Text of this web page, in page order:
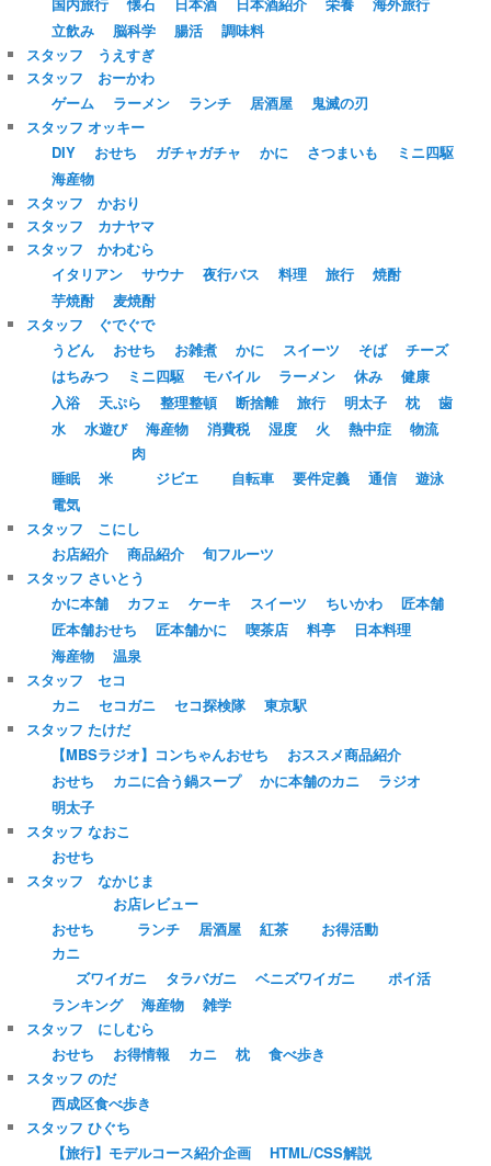
立飲み
脳科学 腸活
調味料
スタッフ うえすぎ
スタッフ おーかわ
ゲーム
ラーメン ランチ 居酒屋
鬼滅の刃
スタッフ オッキー
DIY
おせち ガチャガチャ かに さつまいも
ミニ四駆
海産物
スタッフ かおり
スタッフ カナヤマ
スタッフ かわむら
イタリアン
サウナ 夜行バス 料理 旅行
焼酎
芋焼酎
麦焼酎
スタッフ ぐでぐで
うどん
おせち お雑煮 かに スイーツ そば
チーズ
はちみつ
ミニ四駆 モバイル ラーメン 休み
健康
入浴
天ぷら 整理整頓 断捨離 旅行 明太子 枕
歯
水
水遊び 海産物 消費税 湿度 火 熱中症 物流
睡眠 米
肉
ジビエ
自転車 要件定義 通信
遊泳
電気
スタッフ こにし
お店紹介
商品紹介
旬フルーツ
スタッフ さいとう
かに本舗
カフェ ケーキ スイーツ ちいかわ
匠本舗
匠本舗おせち
匠本舗かに 喫茶店 料亭
日本料理
海産物
温泉
スタッフ セコ
カニ
セコガニ セコ探検隊
東京駅
スタッフ たけだ
【MBSラジオ】コンちゃんおせち
おススメ商品紹介
おせち
カニに合う鍋スープ かに本舗のカニ
ラジオ
明太子
スタッフ なおこ
おせち
スタッフ なかじま
おせち
お店レビュー
ランチ
居酒屋 紅茶
お得活動
カニ
ズワイガニ
タラバガニ ベニズワイガニ
ポイ活
ランキング
海産物
雑学
スタッフ にしむら
おせち
お得情報 カニ 枕
食べ歩き
スタッフ のだ
西成区食べ歩き
スタッフ ひぐち
【旅行】モデルコース紹介企画
HTML/CSS解説